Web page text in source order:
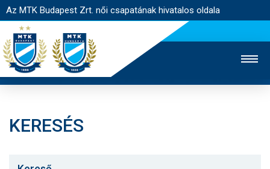
Az MTK Budapest Zrt. női csapatának hivatalos oldala
JEGYÉRTÉKESÍTÉS
KERESÉS